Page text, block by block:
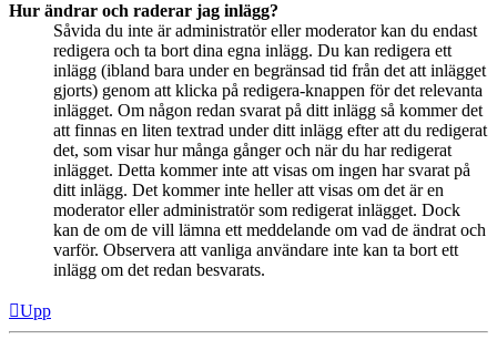
Hur ändrar och raderar jag inlägg?
Såvida du inte är administratör eller moderator kan du endast
redigera och ta bort dina egna inlägg. Du kan redigera ett
inlägg (ibland bara under en begränsad tid från det att inlägget
gjorts) genom att klicka på redigera-knappen för det relevanta
inlägget. Om någon redan svarat på ditt inlägg så kommer det
att finnas en liten textrad under ditt inlägg efter att du redigerat
det, som visar hur många gånger och när du har redigerat
inlägget. Detta kommer inte att visas om ingen har svarat på
ditt inlägg. Det kommer inte heller att visas om det är en
moderator eller administratör som redigerat inlägget. Dock
kan de om de vill lämna ett meddelande om vad de ändrat och
varför. Observera att vanliga användare inte kan ta bort ett
inlägg om det redan besvarats.
Upp